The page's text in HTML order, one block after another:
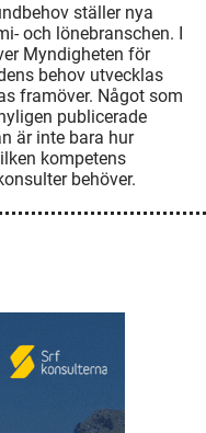
ställer nya
och lönebranschen. I
Myndigheten för
behov utvecklas
framöver. Något som
publicerade
är inte bara hur
kompetens
behöver.